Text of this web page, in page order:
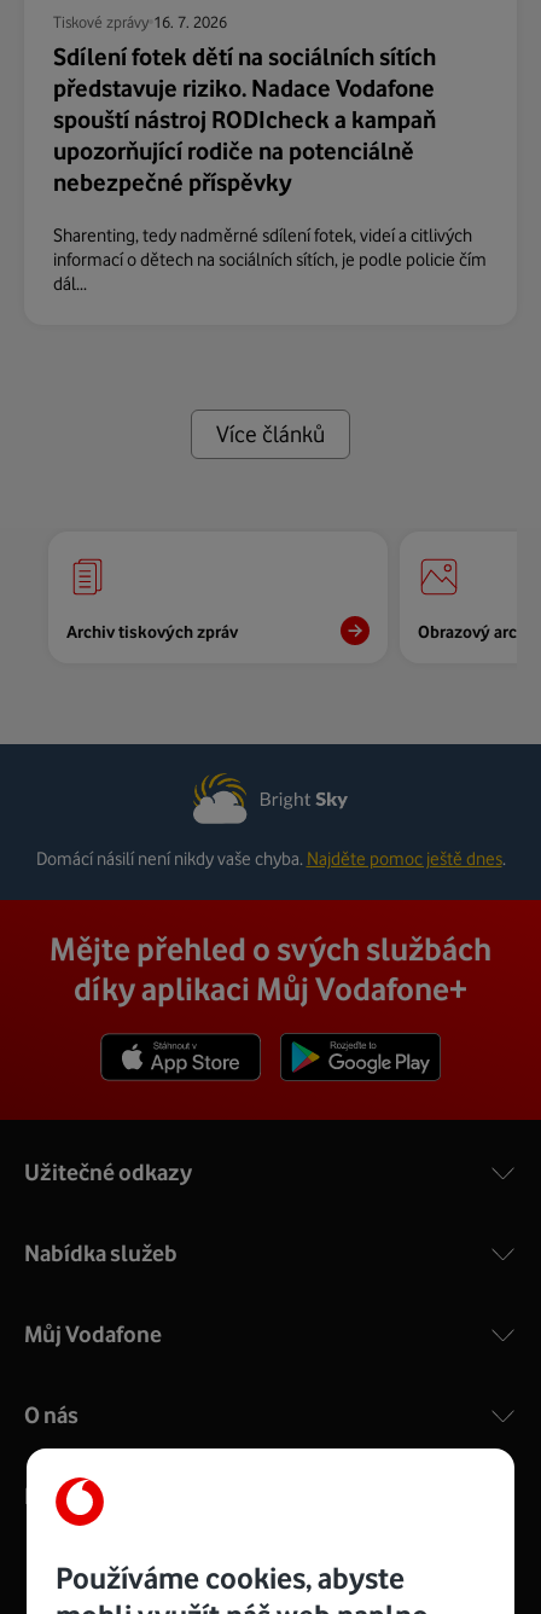
Tiskové zprávy 16. 7. 2026
Sdílení fotek dětí na sociálních sítích
představuje riziko. Nadace Vodafone
spouští nástroj RODIcheck a kampaň
upozorňující rodiče na potenciálně
nebezpečné příspěvky
Sharenting, tedy nadměrné sdílení fotek, videí a citlivých
informací o dětech na sociálních sítích, je podle policie čím
dál...
Více článků
Archiv tiskových zpráv Obrazový archiv
Domácí násilí není nikdy vaše chyba. Najděte pomoc ještě dnes.
Používáme cookies, abyste
Mějte přehled o svých službách
díky aplikaci Můj Vodafone+
Užitečné odkazy
Nabídka služeb
Můj Vodafone
O nás
Kontakty